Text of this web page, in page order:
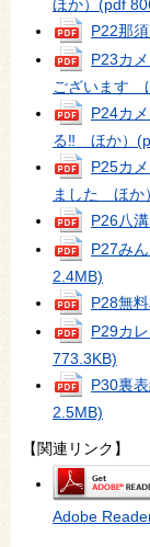
ほか） (pdf
P22那
P23カ
ございます
P24カ
る‼ ほか）
P25カ
ました ほか）
P26八
P27み
2.4MB)
P28無
P29カ
773.3KB)
P30裏
2.5MB)
【関連リンク】
Adobe